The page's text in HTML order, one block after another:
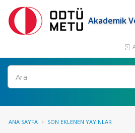
Akademik
Ara
ANA SAYFA SON EKLENEN YAYINLAR